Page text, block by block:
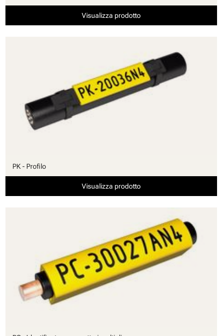
Visualizza prodotto
PK - Profilo
Visualizza prodotto